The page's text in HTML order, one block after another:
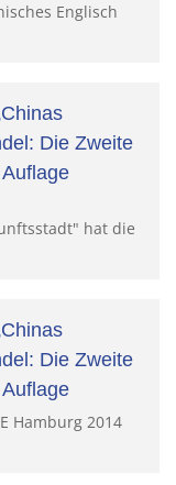
Englisch
Die Zweite
hat die
Die Zweite
Hamburg 2014